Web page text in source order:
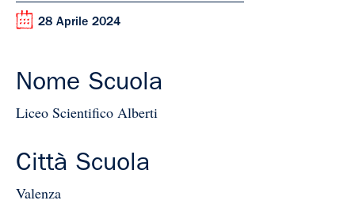
28 Aprile 2024
Nome Scuola
Liceo Scientifico Alberti
Città Scuola
Valenza